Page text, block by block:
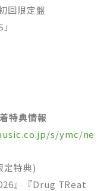
回限定盤
特典情報
s/ymc/ne
特典)
』『Drug TReat